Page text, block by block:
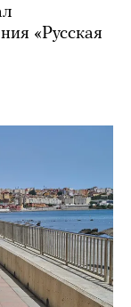
«Русская